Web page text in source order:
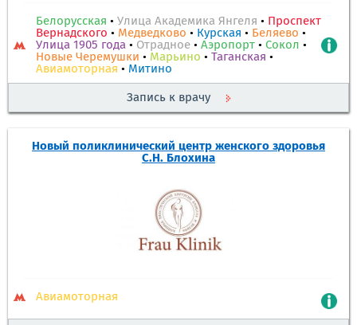
Белорусская • Улица Академика Янгеля • Проспект
Вернадского • Медведково • Курская • Беляево •
Улица 1905 года • Отрадное • Аэропорт • Сокол •
Новые Черемушки • Марьино • Таганская •
Авиамоторная • Митино
Запись к врачу
Новый поликлинический центр женского здоровья
С.Н. Блохина
Авиамоторная